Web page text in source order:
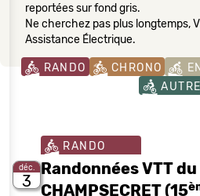
reportées sur fond gris.
Ne cherchez pas plus longtemps,
Assistance Électrique.
RANDO CHRONO
déc.
3
RANDO
Randonnées VTT
CHAMPSECRET (15